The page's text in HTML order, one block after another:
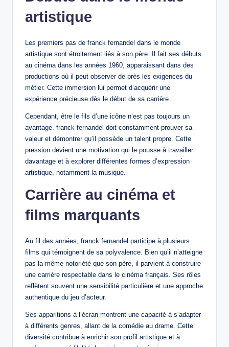
artistique
Les premiers pas de franck fernandel dans le monde
artistique sont étroitement liés à son père. Il fait ses débuts
au cinéma dans les années 1960, apparaissant dans des
productions où il peut observer de près les exigences du
métier. Cette immersion lui permet d’acquérir une
expérience précieuse dès le début de sa carrière.
Cependant, être le fils d’une icône n’est pas toujours un
avantage. franck fernandel doit constamment prouver sa
valeur et démontrer qu’il possède un talent propre. Cette
pression devient une motivation qui le pousse à travailler
davantage et à explorer différentes formes d’expression
artistique, notamment la musique.
Carrière au cinéma et
films marquants
Au fil des années, franck fernandel participe à plusieurs
films qui témoignent de sa polyvalence. Bien qu’il n’atteigne
pas la même notoriété que son père, il parvient à construire
une carrière respectable dans le cinéma français. Ses rôles
reflètent souvent une sensibilité particulière et une approche
authentique du jeu d’acteur.
Ses apparitions à l’écran montrent une capacité à s’adapter
à différents genres, allant de la comédie au drame. Cette
diversité contribue à enrichir son profil artistique et à